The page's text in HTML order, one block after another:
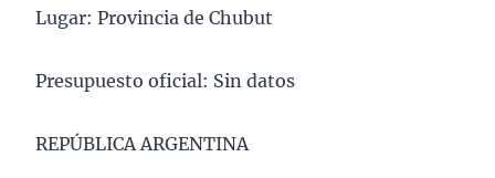
Lugar: Provincia de Chubut
Presupuesto oficial: Sin datos
REPÚBLICA ARGENTINA